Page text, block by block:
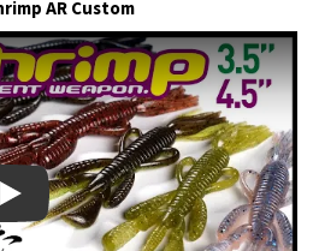
AR Custom
Play